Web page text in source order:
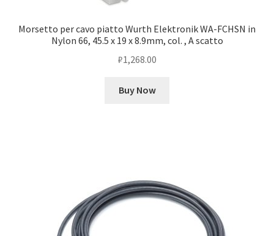
Morsetto per cavo piatto Wurth Elektronik WA-FCHSN in
Nylon 66, 45.5 x 19 x 8.9mm, col. , A scatto
₽1,268.00
Buy Now